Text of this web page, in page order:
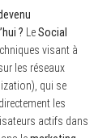
? LeSocial
visant à
les réseaux
qui se
les
actifs dans